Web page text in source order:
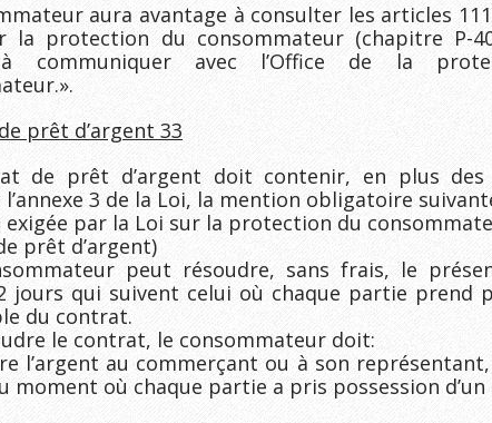
aura avantage à consulter les articles
la protection du consommateur (chapitre P-
communiquer avec l’Office de la
prêt d’argent 33
de prêt d’argent doit contenir, en plus des
l’annexe 3 de la Loi, la mention obligatoire
exigée par la Loi sur la protection du
prêt d’argent)
peut résoudre, sans frais, le
jours qui suivent celui où chaque partie prend
du contrat.
le contrat, le consommateur doit:
l’argent au commerçant ou à son représentant,
moment où chaque partie a pris possession